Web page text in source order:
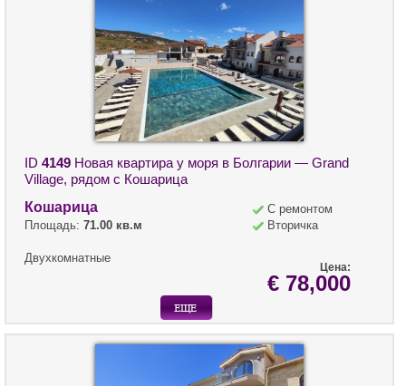
ID 4149 Новая квартира у моря в Болгарии — Grand
Village, рядом с Кошарица
Кошарица
Площадь: 71.00 кв.м
Двухкомнатные
С ремонтом
Вторичка
Цена:
€ 78,000